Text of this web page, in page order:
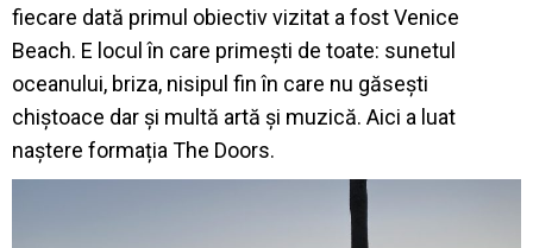
fiecare dată primul obiectiv vizitat a fost Venice
Beach. E locul în care primești de toate: sunetul
oceanului, briza, nisipul fin în care nu găsești
chiștoace dar și multă artă și muzică. Aici a luat
naștere formația The Doors.